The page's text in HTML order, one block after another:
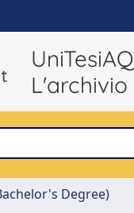
UniTesiAQ
Degree)